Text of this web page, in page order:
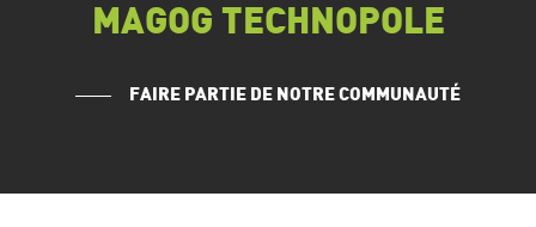
MAGOG TECHNOPOLE
FAIRE PARTIE DE NOTRE COMMUNAUTÉ